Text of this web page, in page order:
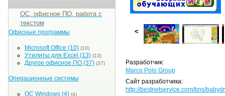
<
Разработчик:
Marco Polo Group
Сайт разработчика:
http://bestnetservice.com/bns/
ОС, офисное ПО, работа с
текстом
Офисные программы
Microsoft Office (10) (10)
Утилиты для Excel (13) (13)
Другое офисное ПО(37) (37)
Операционные системы
ОС Windows(4) (4)